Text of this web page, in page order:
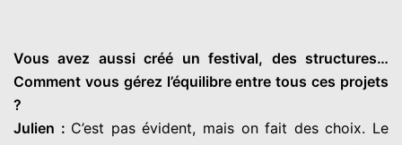
Vous avez aussi créé un festival, des structures…
Comment vous gérez l’équilibre entre tous ces projets
?
Julien : C’est pas évident, mais on fait des choix. Le